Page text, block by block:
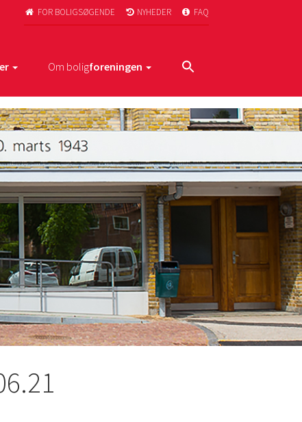
 FOR BOLIGSØGENDE  NYHEDER  FAQ
Om boligforeningen